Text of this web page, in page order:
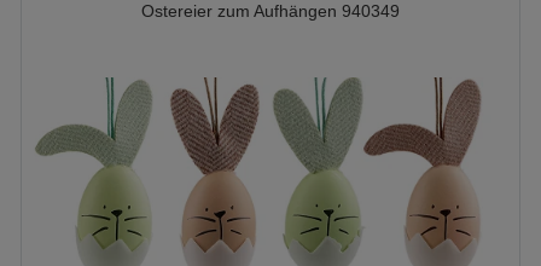
Ostereier zum Aufhängen 940349